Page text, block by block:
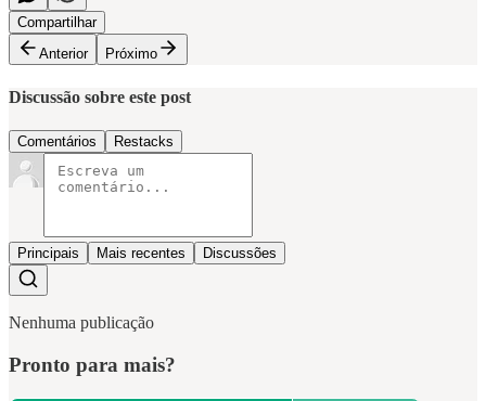
Compartilhar
Anterior
Próximo
Discussão sobre este post
Comentários Restacks
Principais Mais recentes Discussões
Nenhuma publicação
Pronto para mais?